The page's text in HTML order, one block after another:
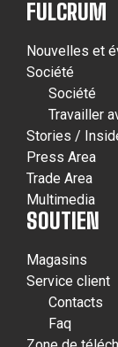
FULCRUM
Nouvelles et
Société
Société
Travailler
Stories /
Press Area
Trade Area
Multimedia
SOUTIEN
Magasins
Service client
Contacts
Faq